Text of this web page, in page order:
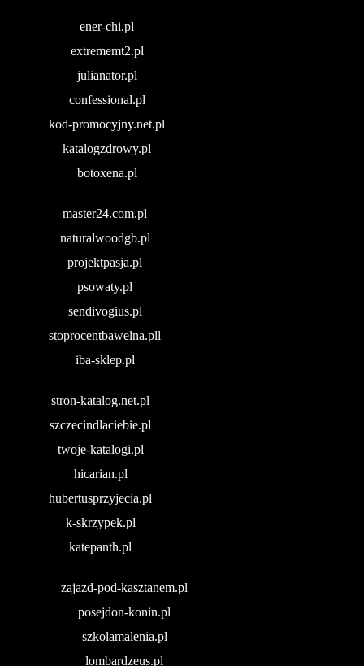
ener-chi.pl
extrememt2.pl
julianator.pl
confessional.pl
kod-promocyjny.net.pl
katalogzdrowy.pl
botoxena.pl
master24.com.pl
naturalwoodgb.pl
projektpasja.pl
psowaty.pl
sendivogius.pl
stoprocentbawelna.pll
iba-sklep.pl
stron-katalog.net.pl
szczecindlaciebie.pl
twoje-katalogi.pl
hicarian.pl
hubertusprzyjecia.pl
k-skrzypek.pl
katepanth.pl
zajazd-pod-kasztanem.pl
posejdon-konin.pl
szkolamalenia.pl
lombardzeus.pl